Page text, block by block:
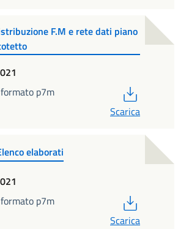
F.M e rete dati piano
p7m
Scarica
elaborati
p7m
Scarica